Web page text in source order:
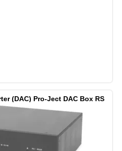
(DAC) Pro-Ject DAC Box RS